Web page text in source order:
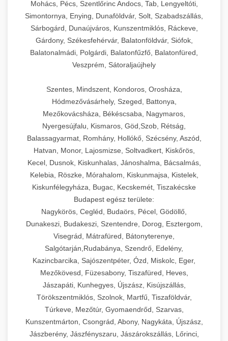
Mohács, Pécs, Szentlőrinc Andocs, Tab, Lengyeltóti,
Simontornya, Enying, Dunaföldvár, Solt, Szabadszállás,
Sárbogárd, Dunaújváros, Kunszentmiklós, Ráckeve,
Gárdony, Székesfehérvár, Balatonföldvár, Siófok,
Balatonalmádi, Polgárdi, Balatonfűzfő, Balatonfüred,
Veszprém, Sátoraljaújhely
Szentes, Mindszent, Kondoros, Orosháza,
Hódmezővásárhely, Szeged, Battonya,
Mezőkovácsháza, Békéscsaba, Nagymaros,
Nyergesújfalu, Kismaros, Göd,Szob, Rétság,
Balassagyarmat, Romhány, Hollókő, Szécsény, Aszód,
Hatvan, Monor, Lajosmizse, Soltvadkert, Kiskőrös,
Kecel, Dusnok, Kiskunhalas, Jánoshalma, Bácsalmás,
Kelebia, Röszke, Mórahalom, Kiskunmajsa, Kistelek,
Kiskunfélegyháza, Bugac, Kecskemét, Tiszakécske
Budapest egész területe:
Nagykörös, Cegléd, Budaörs, Pécel, Gödöllő,
Dunakeszi, Budakeszi, Szentendre, Dorog, Esztergom,
Visegrád, Mátrafüred, Bátonyterenye,
Salgótarján,Rudabánya, Szendrő, Edelény,
Kazincbarcika, Sajószentpéter, Ózd, Miskolc, Eger,
Mezőkövesd, Füzesabony, Tiszafüred, Heves,
Jászapáti, Kunhegyes, Újszász, Kisújszállás,
Törökszentmiklós, Szolnok, Martfű, Tiszaföldvár,
Túrkeve, Mezőtúr, Gyomaendrőd, Szarvas,
Kunszentmárton, Csongrád, Abony, Nagykáta, Újszász,
Jászberény, Jászfényszaru, Jászárokszállás, Lőrinci,